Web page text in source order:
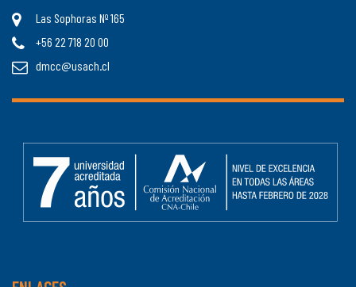
Las Sophoras Nº 165
+56 22 718 20 00
dmcc@usach.cl